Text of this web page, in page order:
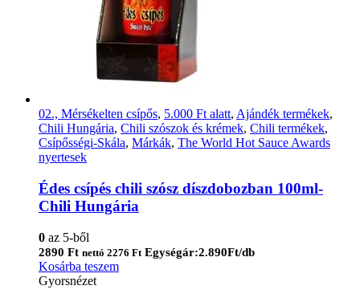
02., Mérsékelten csípős, 5.000 Ft alatt, Ajándék termékek,
Chili Hungária, Chili szószok és krémek, Chili termékek,
Csípősségi-Skála, Márkák, The World Hot Sauce Awards
nyertesek
Édes csípés chili szósz díszdobozban 100ml-
Chili Hungária
0 az 5-ből
2890 Ft nettó 2276 Ft Egységár:2.890Ft/db
Kosárba teszem
Gyorsnézet